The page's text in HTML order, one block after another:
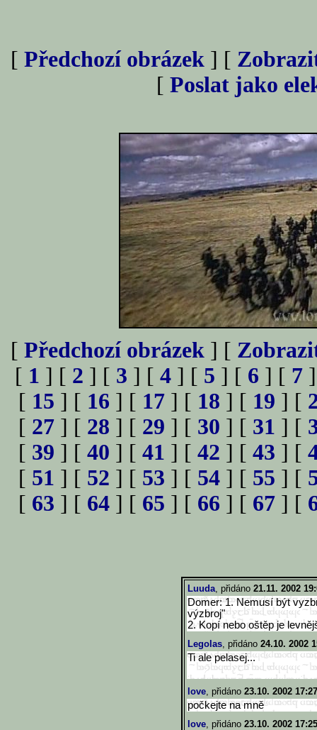
[ Předchozí obrázek ] [
[ Poslat jako
[ Předchozí obrázek ] [
[ 1 ] [ 2 ] [ 3 ] [ 4 ] [ 5 ] [ 6 ] [ 7
[ 15 ] [ 16 ] [ 17 ] [ 18 ] [ 19 ] [
[ 27 ] [ 28 ] [ 29 ] [ 30 ] [ 31 ] [
[ 39 ] [ 40 ] [ 41 ] [ 42 ] [ 43 ] [
[ 51 ] [ 52 ] [ 53 ] [ 54 ] [ 55 ] [
[ 63 ] [ 64 ] [ 65 ] [ 66 ] [ 67 ] [
Luuda, přidáno 21.11. 2002
Domer: 1. Nemusí být
výzbroj"
2. Kopí nebo oštěp je
Legolas, přidáno 24.10. 2002
Ti ale pelasej...
love, přidáno 23.10. 2002
počkejte na mně
love, přidáno 23.10. 2002